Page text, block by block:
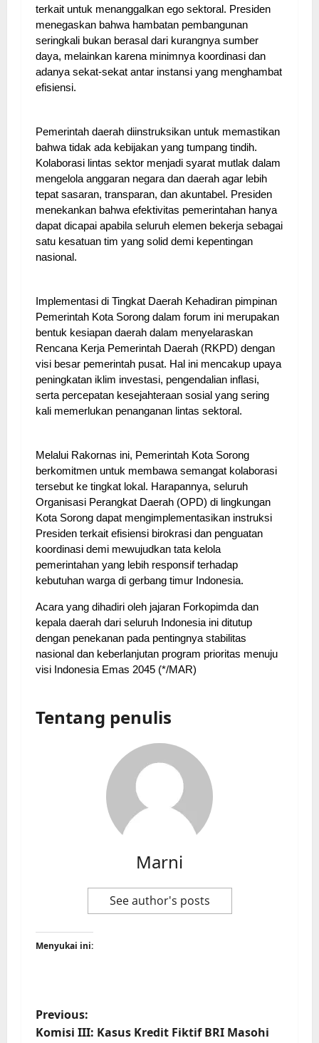
terkait untuk menanggalkan ego sektoral. Presiden
menegaskan bahwa hambatan pembangunan
seringkali bukan berasal dari kurangnya sumber
daya, melainkan karena minimnya koordinasi dan
adanya sekat-sekat antar instansi yang menghambat
efisiensi.
Pemerintah daerah diinstruksikan untuk memastikan
bahwa tidak ada kebijakan yang tumpang tindih.
Kolaborasi lintas sektor menjadi syarat mutlak dalam
mengelola anggaran negara dan daerah agar lebih
tepat sasaran, transparan, dan akuntabel. Presiden
menekankan bahwa efektivitas pemerintahan hanya
dapat dicapai apabila seluruh elemen bekerja sebagai
satu kesatuan tim yang solid demi kepentingan
nasional.
Implementasi di Tingkat Daerah Kehadiran pimpinan
Pemerintah Kota Sorong dalam forum ini merupakan
bentuk kesiapan daerah dalam menyelaraskan
Rencana Kerja Pemerintah Daerah (RKPD) dengan
visi besar pemerintah pusat. Hal ini mencakup upaya
peningkatan iklim investasi, pengendalian inflasi,
serta percepatan kesejahteraan sosial yang sering
kali memerlukan penanganan lintas sektoral.
Melalui Rakornas ini, Pemerintah Kota Sorong
berkomitmen untuk membawa semangat kolaborasi
tersebut ke tingkat lokal. Harapannya, seluruh
Organisasi Perangkat Daerah (OPD) di lingkungan
Kota Sorong dapat mengimplementasikan instruksi
Presiden terkait efisiensi birokrasi dan penguatan
koordinasi demi mewujudkan tata kelola
pemerintahan yang lebih responsif terhadap
kebutuhan warga di gerbang timur Indonesia.
Acara yang dihadiri oleh jajaran Forkopimda dan
kepala daerah dari seluruh Indonesia ini ditutup
dengan penekanan pada pentingnya stabilitas
nasional dan keberlanjutan program prioritas menuju
visi Indonesia Emas 2045 (*/MAR)
Tentang penulis
Marni
See author's posts
Menyukai ini:
Previous:
Komisi III: Kasus Kredit Fiktif BRI Masohi